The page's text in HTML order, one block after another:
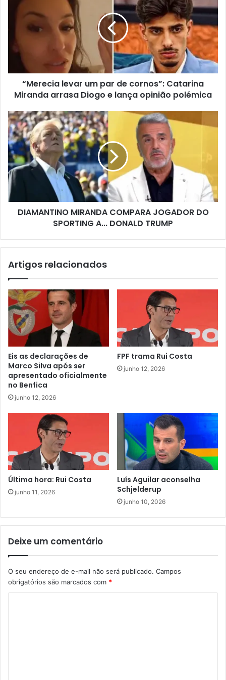
“Merecia levar um par de cornos”: Catarina
Miranda arrasa Diogo e lança opinião polémica
DIAMANTINO MIRANDA COMPARA JOGADOR DO
SPORTING A... DONALD TRUMP
Artigos relacionados
Eis as declarações de
Marco Silva após ser
apresentado oficialmente
no Benfica
junho 12, 2026
FPF trama Rui Costa
junho 12, 2026
Última hora: Rui Costa
junho 11, 2026
Luís Aguilar aconselha
Schjelderup
junho 10, 2026
Deixe um comentário
O seu endereço de e-mail não será publicado. Campos
obrigatórios são marcados com *